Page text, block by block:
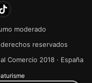
moderado
reservados
Comercio 2018 · España